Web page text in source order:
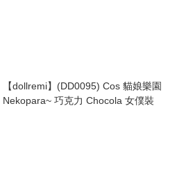
【dollremi】(DD0095) Cos 貓娘樂園
Nekopara~ 巧克力 Chocola 女僕裝